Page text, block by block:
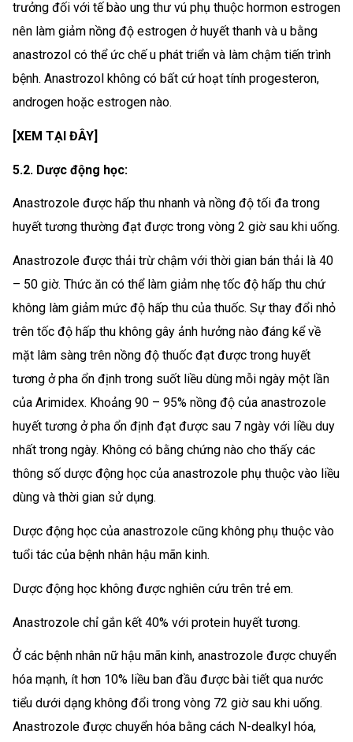
trưởng đối với tế bào ung thư vú phụ thuộc hormon estrogen
nên làm giảm nồng độ estrogen ở huyết thanh và u bằng
anastrozol có thể ức chế u phát triển và làm chậm tiến trình
bệnh. Anastrozol không có bất cứ hoạt tính progesteron,
androgen hoặc estrogen nào.
[XEM TẠI ĐÂY]
5.2. Dược động học:
Anastrozole được hấp thu nhanh và nồng độ tối đa trong
huyết tương thường đạt được trong vòng 2 giờ sau khi uống.
Anastrozole được thải trừ chậm với thời gian bán thải là 40
– 50 giờ. Thức ăn có thể làm giảm nhẹ tốc độ hấp thu chứ
không làm giảm mức độ hấp thu của thuốc. Sự thay đổi nhỏ
trên tốc độ hấp thu không gây ảnh hưởng nào đáng kể về
mặt lâm sàng trên nồng độ thuốc đạt được trong huyết
tương ở pha ổn định trong suốt liều dùng mỗi ngày một lần
của Arimidex. Khoảng 90 – 95% nồng độ của anastrozole
huyết tương ở pha ổn định đạt được sau 7 ngày với liều duy
nhất trong ngày. Không có bằng chứng nào cho thấy các
thông số dược động học của anastrozole phụ thuộc vào liều
dùng và thời gian sử dụng.
Dược động học của anastrozole cũng không phụ thuộc vào
tuổi tác của bệnh nhân hậu mãn kinh.
Dược động học không được nghiên cứu trên trẻ em.
Anastrozole chỉ gắn kết 40% với protein huyết tương.
Ở các bệnh nhân nữ hậu mãn kinh, anastrozole được chuyển
hóa mạnh, ít hơn 10% liều ban đầu được bài tiết qua nước
tiểu dưới dạng không đổi trong vòng 72 giờ sau khi uống.
Anastrozole được chuyển hóa bằng cách N-dealkyl hóa,